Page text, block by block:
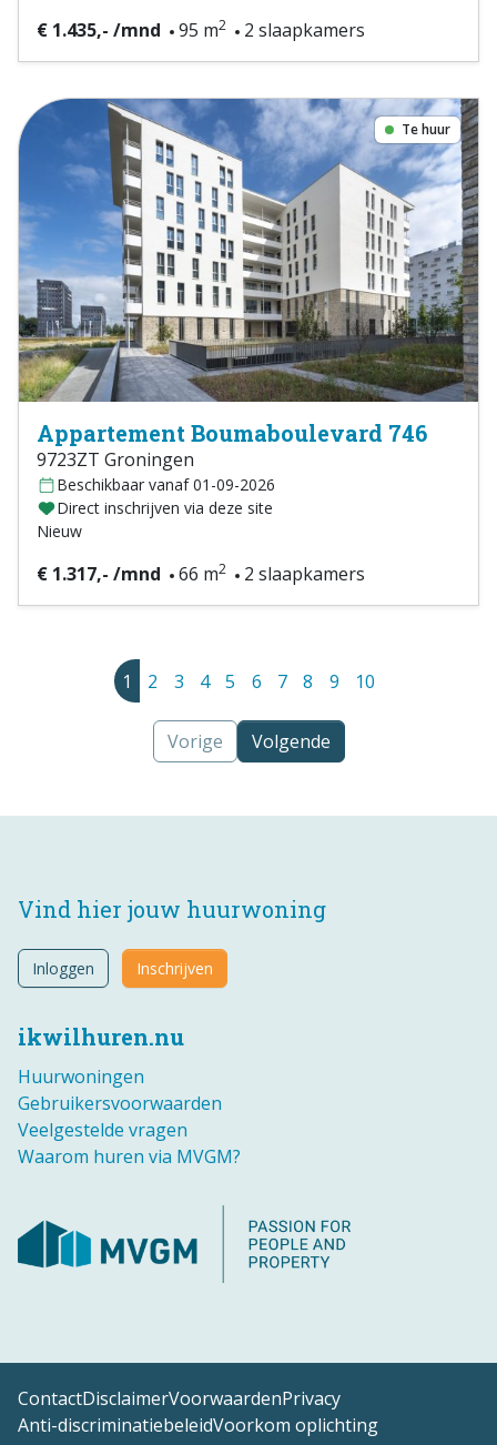
€ 1.435,- /mnd 95 m2 2 slaapkamers
Te huur
Appartement Boumaboulevard 746
9723ZT Groningen
Beschikbaar vanaf 01-09-2026
Direct inschrijven via deze site
Nieuw
€ 1.317,- /mnd 66 m2 2 slaapkamers
1 2 3 4 5 6 7 8 9 10
Vorige Volgende
ikwilhuren.nu
Huurwoningen
Gebruikersvoorwaarden
Veelgestelde vragen
Waarom huren via MVGM?
Vind hier jouw huurwoning
Inloggen Inschrijven
ContactDisclaimerVoorwaardenPrivacy
Anti-discriminatiebeleidVoorkom oplichting